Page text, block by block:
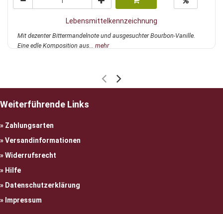
Lebensmittelkennzeichnung
Mit dezenter Bittermandelnote und ausgesuchter Bourbon-Vanille.
Eine edle Komposition aus... mehr
Weiterführende Links
Zahlungsarten
Versandinformationen
Widerrufsrecht
Hilfe
Datenschutzerklärung
Impressum